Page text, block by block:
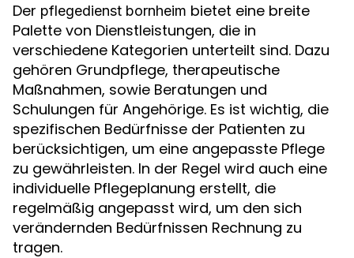
Der pflegedienst bornheim bietet eine breite
Palette von Dienstleistungen, die in
verschiedene Kategorien unterteilt sind. Dazu
gehören Grundpflege, therapeutische
Maßnahmen, sowie Beratungen und
Schulungen für Angehörige. Es ist wichtig, die
spezifischen Bedürfnisse der Patienten zu
berücksichtigen, um eine angepasste Pflege
zu gewährleisten. In der Regel wird auch eine
individuelle Pflegeplanung erstellt, die
regelmäßig angepasst wird, um den sich
verändernden Bedürfnissen Rechnung zu
tragen.